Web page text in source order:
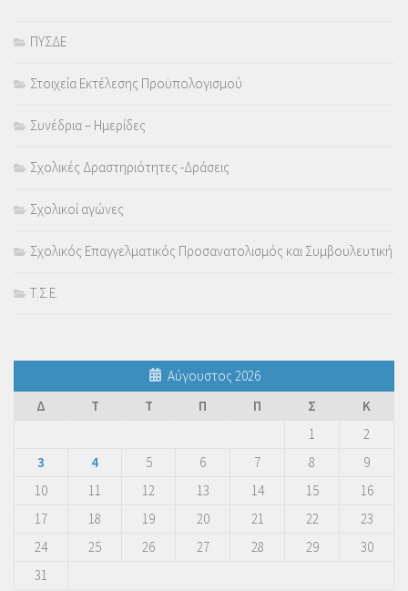
ΠΥΣΔΕ
Στοιχεία Εκτέλεσης Προϋπολογισμού
Συνέδρια – Ημερίδες
Σχολικές Δραστηριότητες -Δράσεις
Σχολικοί αγώνες
Σχολικός Επαγγελματικός Προσανατολισμός και Συμβουλευτική
Τ.Σ.Ε.
Αύγουστος 2026
Δ
Τ Τ Π Π Σ
Κ
1
2
3
4 5 6 7 8
9
10
11 12 13 14 15
16
17
18 19 20 21 22
23
24
25 26 27 28 29
30
31